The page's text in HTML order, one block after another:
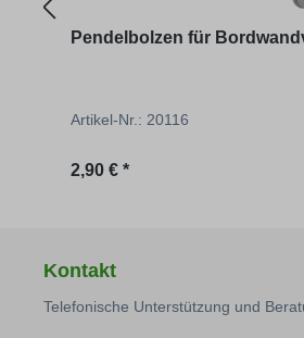
Pendelbolzen für
Artikel-Nr.: 20116
Regulärer Preis:
2,90 € *
Kontakt
Telefonische Unterstützung und